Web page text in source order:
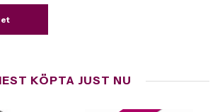
KÖPTA JUST NU